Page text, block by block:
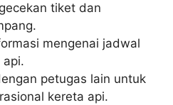
tiket dan
mengenai jadwal
api.
petugas lain untuk
kereta api.